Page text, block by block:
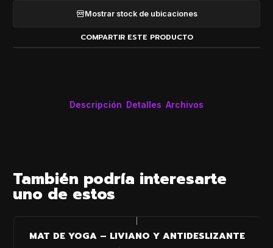
Mostrar stock de ubicaciones
COMPARTIR ESTE PRODUCTO
Descripción Detalles Archivos
También podría interesarte
uno de estos
MAT DE YOGA – LIVIANO Y ANTIDESLIZANTE